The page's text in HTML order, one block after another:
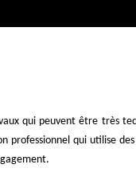
qui peuvent être très
professionnel qui utilise